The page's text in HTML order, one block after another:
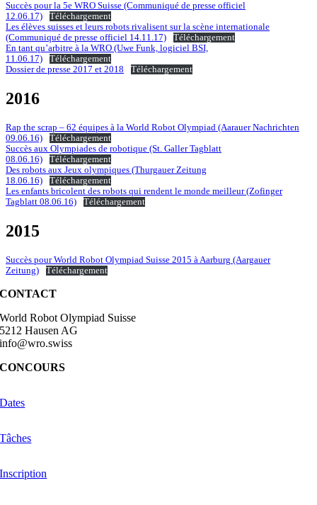
Succès pour la 5e WRO Suisse (Communiqué de presse officiel
12.06.17)
Téléchargement
Les élèves suisses et leurs robots rivalisent sur la scène internationale
(Communiqué de presse officiel 14.11.17)
Téléchargement
En tant qu’arbitre à la WRO (Uwe Funk, logiciel BSI,
11.06.17)
Téléchargement
Dossier de presse 2017 et 2018
Téléchargement
2016
Rap the scrap – 62 équipes à la World Robot Olympiad (Aarauer Nachrichten
09.06.16)
Téléchargement
Succès aux Olympiades de robotique (St. Galler Tagblatt
08.06.16)
Téléchargement
Des robots aux Jeux olympiques (Thurgauer Zeitung
18.06.16)
Téléchargement
Les enfants bricolent des robots qui rendent le monde meilleur (Zofinger
Tagblatt 08.06.16)
Téléchargement
2015
Succès pour World Robot Olympiad Suisse 2015 à Aarburg (Aargauer
Zeitung)
Téléchargement
CONTACT
World Robot Olympiad Suisse
5212 Hausen AG
info@wro.swiss
CONCOURS
Dates
Tâches
Inscription